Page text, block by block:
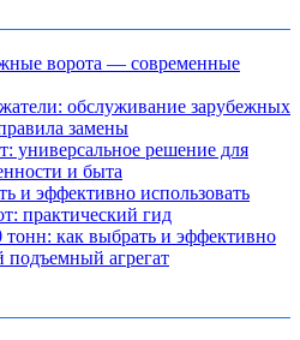
ворота — современные
обслуживание зарубежных
замены
универсальное решение для
и быта
и эффективно использовать
практический гид
тонн: как выбрать и эффективно
агрегат